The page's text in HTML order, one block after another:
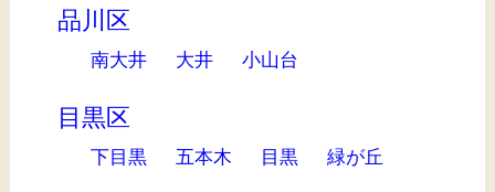
品川区
南大井 大井 小山台
目黒区
下目黒 五本木 目黒 緑が丘